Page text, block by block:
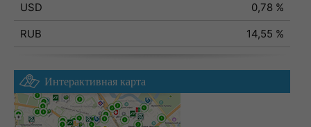
USD
0,78 %
RUB
14,55 %
Интерактивная карта